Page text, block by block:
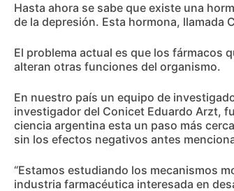
Hasta ahora se sabe que existe una
de la depresión. Esta hormona, llamada
El problema actual es que los fármacos
alteran otras funciones del organismo.
En nuestro país un equipo de
investigador del Conicet Eduardo Arzt,
ciencia argentina esta un paso más
sin los efectos negativos antes
“Estamos estudiando los mecanismos
industria farmacéutica interesada en